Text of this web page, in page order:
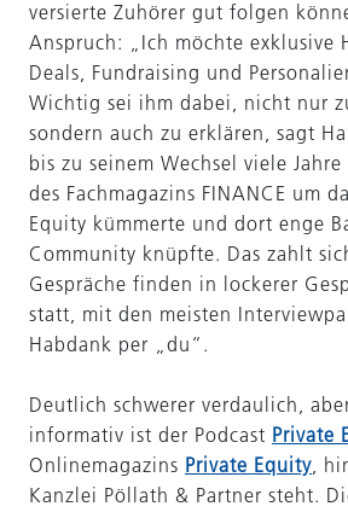
versierte Zuhörer gut folgen
Anspruch: „Ich möchte exklusive
Deals, Fundraising und
Wichtig sei ihm dabei, nicht nur
sondern auch zu erklären, sagt
bis zu seinem Wechsel viele
des Fachmagazins FINANCE um
Equity kümmerte und dort enge
Community knüpfte. Das zahlt
Gespräche finden in lockerer
statt, mit den meisten
Habdank per „du“.
Deutlich schwerer verdaulich,
informativ ist der Podcast Private
Onlinemagazins Private Equity,
Kanzlei Pöllath & Partner steht.